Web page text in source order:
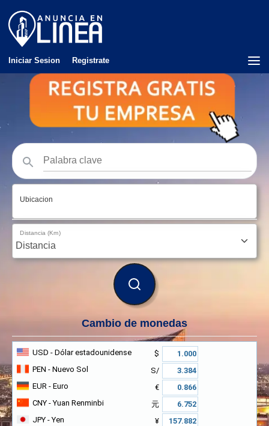
Iniciar Sesion Registrate
Ubicacion
Distancia (Km)
BUSCAR
Cambio de monedas
USD - Dólar estadounidense
$
PEN - Nuevo Sol
S/
EUR - Euro
€
CNY - Yuan Renminbi
元
JPY - Yen
¥